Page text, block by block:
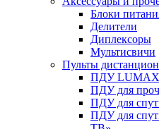
Блоки
Делители
Диплексоры
Мультисвичи
Пульты
ПДУ
ПДУ для
ПДУ для
ПДУ для